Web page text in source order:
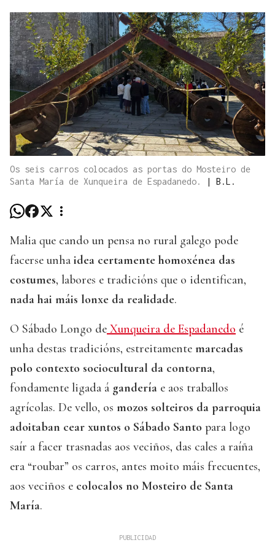
Os seis carros colocados as portas do Mosteiro de
Santa María de Xunqueira de Espadanedo.
| B.L.
Malia que cando un pensa no rural galego pode
facerse unha idea certamente homoxénea das
costumes, labores e tradicións que o identifican,
nada hai máis lonxe da realidade.
O Sábado Longo de Xunqueira de Espadanedo é
unha destas tradicións, estreitamente marcadas
polo contexto sociocultural da contorna,
fondamente ligada á gandería e aos traballos
agrícolas. De vello, os mozos solteiros da parroquia
adoitaban cear xuntos o Sábado Santo para logo
saír a facer trasnadas aos veciños, das cales a raíña
era “roubar” os carros, antes moito máis frecuentes,
aos veciños e colocalos no Mosteiro de Santa
María.